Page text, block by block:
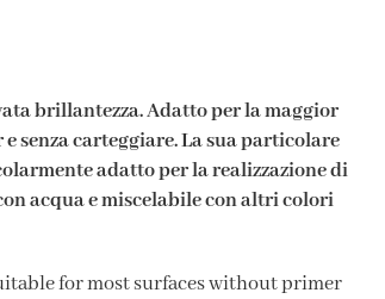
brillantezza. Adatto per la maggior
senza carteggiare. La sua particolare
adatto per la realizzazione di
acqua e miscelabile con altri colori
for most surfaces without primer